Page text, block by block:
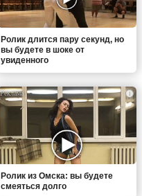
Ролик длится пару секунд, но
вы будете в шоке от
увиденного
i
Ролик из Омска: вы будете
смеяться долго